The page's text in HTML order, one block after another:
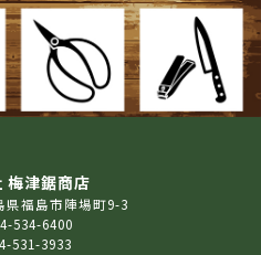
梅津鋸商店
県福島市陣場町9-3
534-6400
531-3933